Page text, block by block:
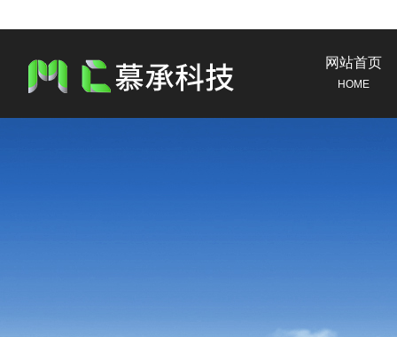
网站首页
HOME